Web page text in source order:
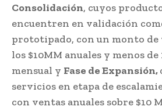
Consolidación, cuyos
encuentren en validación
prototipado, con un monto
los $10MM anuales y menos de
mensual y Fase de Expansión,
servicios en etapa de
con ventas anuales sobre $10